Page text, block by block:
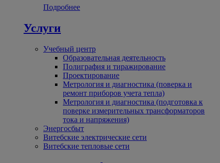
Подробнее
Услуги
Учебный центр
Образовательная деятельность
Полиграфия и тиражирование
Проектирование
Метрология и диагностика (поверка и
ремонт приборов учета тепла)
Метрология и диагностика (подготовка к
поверке измерительных трансформаторов
тока и напряжения)
Энергосбыт
Витебские электрические сети
Витебские тепловые сети